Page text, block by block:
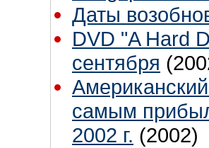
Даты
DVD "A Hard
сентября
самым
2002 г. (2002)